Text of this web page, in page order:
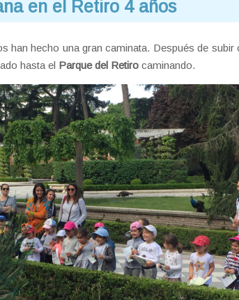
en el Retiro 4 años
han hecho una gran caminata. Después de
hasta el Parque del Retiro caminando.